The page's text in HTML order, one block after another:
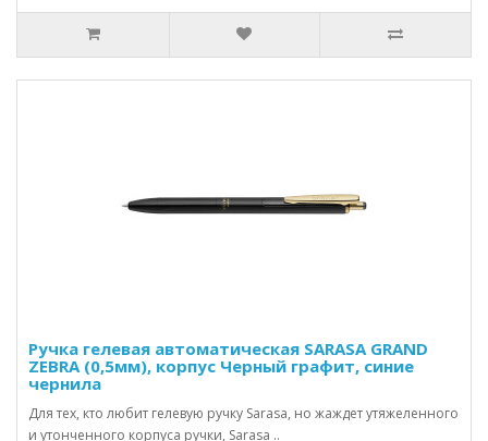
Ручка гелевая автоматическая SARASA GRAND
ZEBRA (0,5мм), корпус Черный графит, синие
чернила
Для тех, кто любит гелевую ручку Sarasa, но жаждет утяжеленного
и утонченного корпуса ручки, Sarasa ..